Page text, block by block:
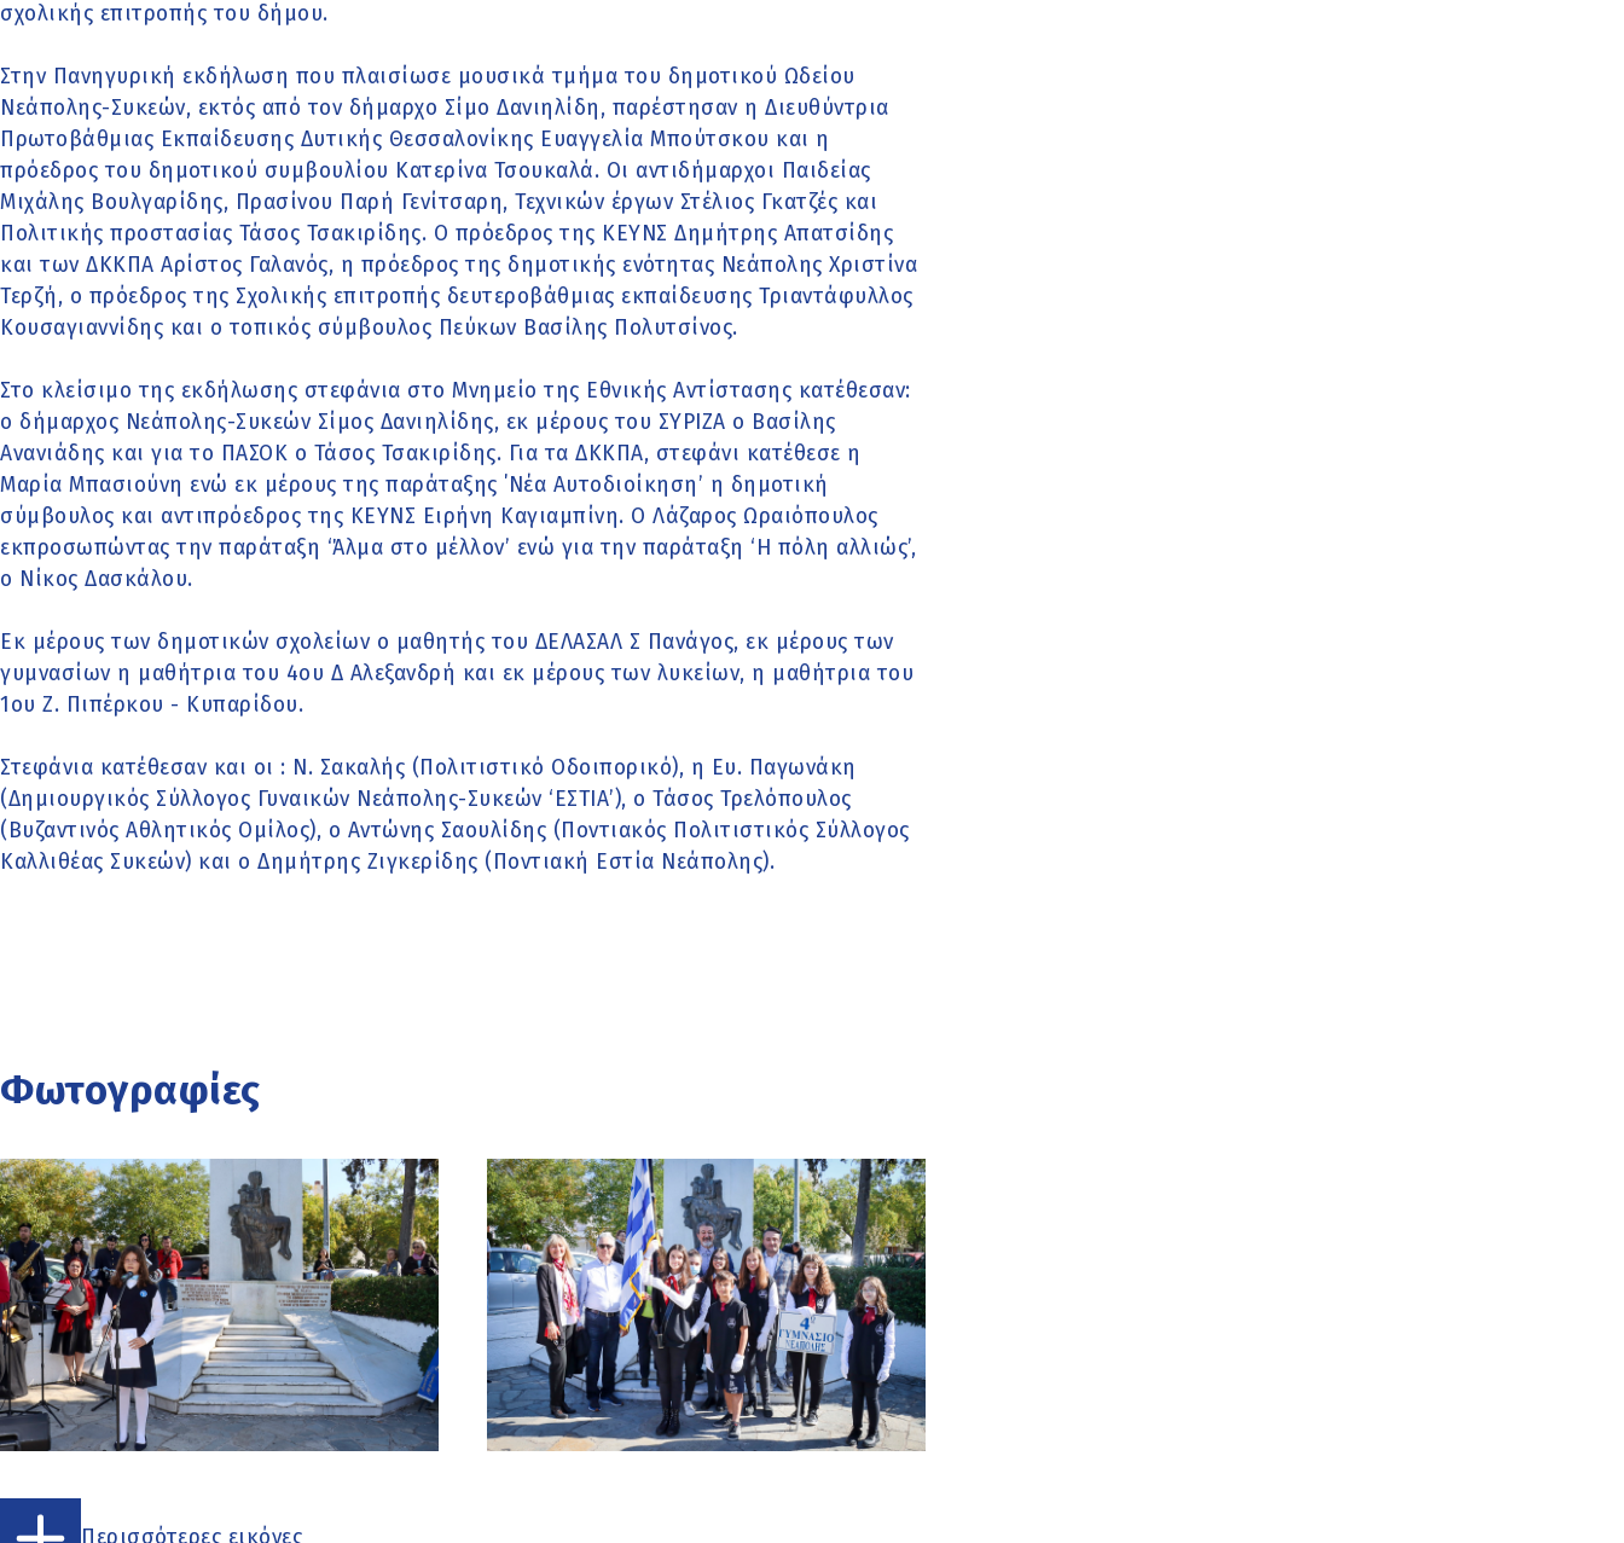
σχολικής επιτροπής του δήμου.
Στην Πανηγυρική εκδήλωση που πλαισίωσε μουσικά τμήμα του δημοτικού Ωδείου
Νεάπολης-Συκεών, εκτός από τον δήμαρχο Σίμο Δανιηλίδη, παρέστησαν η Διευθύντρια
Πρωτοβάθμιας Εκπαίδευσης Δυτικής Θεσσαλονίκης Ευαγγελία Μπούτσκου και η
πρόεδρος του δημοτικού συμβουλίου Κατερίνα Τσουκαλά. Οι αντιδήμαρχοι Παιδείας
Μιχάλης Βουλγαρίδης, Πρασίνου Παρή Γενίτσαρη, Τεχνικών έργων Στέλιος Γκατζές και
Πολιτικής προστασίας Τάσος Τσακιρίδης. Ο πρόεδρος της ΚΕΥΝΣ Δημήτρης Απατσίδης
και των ΔΚΚΠΑ Αρίστος Γαλανός, η πρόεδρος της δημοτικής ενότητας Νεάπολης Χριστίνα
Τερζή, ο πρόεδρος της Σχολικής επιτροπής δευτεροβάθμιας εκπαίδευσης Τριαντάφυλλος
Κουσαγιαννίδης και ο τοπικός σύμβουλος Πεύκων Βασίλης Πολυτσίνος.
Στο κλείσιμο της εκδήλωσης στεφάνια στο Μνημείο της Εθνικής Αντίστασης κατέθεσαν:
ο δήμαρχος Νεάπολης-Συκεών Σίμος Δανιηλίδης, εκ μέρους του ΣΥΡΙΖΑ ο Βασίλης
Ανανιάδης και για το ΠΑΣΟΚ ο Τάσος Τσακιρίδης. Για τα ΔΚΚΠΑ, στεφάνι κατέθεσε η
Μαρία Μπασιούνη ενώ εκ μέρους της παράταξης ΄Νέα Αυτοδιοίκηση’ η δημοτική
σύμβουλος και αντιπρόεδρος της ΚΕΥΝΣ Ειρήνη Καγιαμπίνη. Ο Λάζαρος Ωραιόπουλος
εκπροσωπώντας την παράταξη ‘Άλμα στο μέλλον’ ενώ για την παράταξη ‘Η πόλη αλλιώς’,
ο Νίκος Δασκάλου.
Εκ μέρους των δημοτικών σχολείων ο μαθητής του ΔΕΛΑΣΑΛ Σ Πανάγος, εκ μέρους των
γυμνασίων η μαθήτρια του 4ου Δ Αλεξανδρή και εκ μέρους των λυκείων, η μαθήτρια του
1ου Ζ. Πιπέρκου - Κυπαρίδου.
Στεφάνια κατέθεσαν και οι : Ν. Σακαλής (Πολιτιστικό Οδοιπορικό), η Ευ. Παγωνάκη
(Δημιουργικός Σύλλογος Γυναικών Νεάπολης-Συκεών ‘ΕΣΤΙΑ’), ο Τάσος Τρελόπουλος
(Βυζαντινός Αθλητικός Ομίλος), ο Αντώνης Σαουλίδης (Ποντιακός Πολιτιστικός Σύλλογος
Καλλιθέας Συκεών) και ο Δημήτρης Ζιγκερίδης (Ποντιακή Εστία Νεάπολης).
Φωτογραφίες